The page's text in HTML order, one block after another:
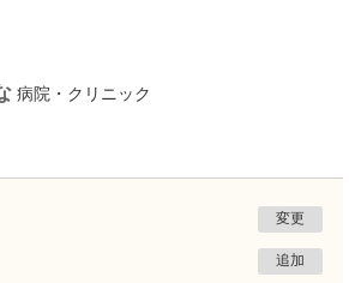
病院・クリニック
変更
追加